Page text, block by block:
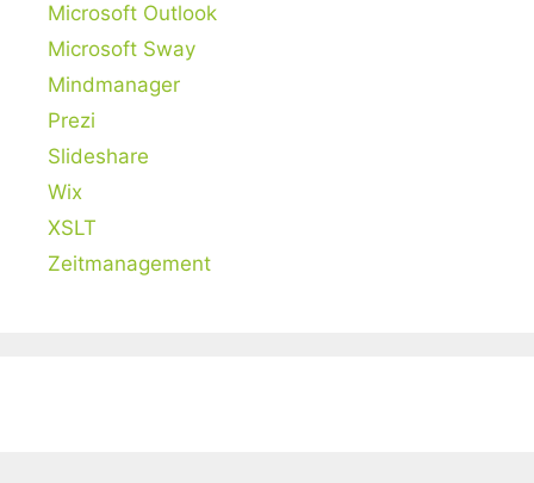
Microsoft Outlook
Microsoft Sway
Mindmanager
Prezi
Slideshare
Wix
XSLT
Zeitmanagement